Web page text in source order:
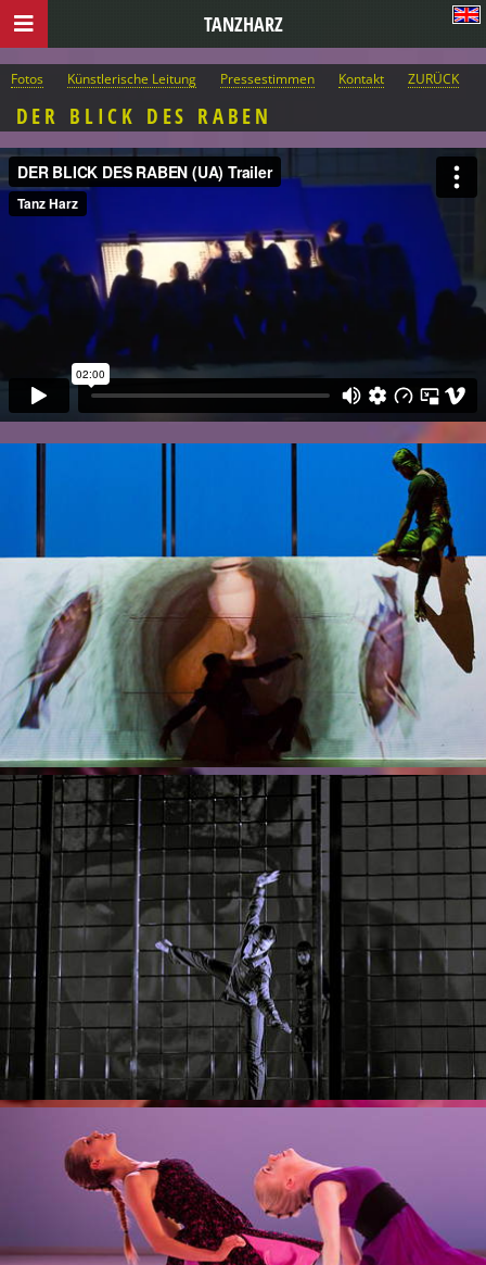
Fotos Künstlerische Leitung Pressestimmen Kontakt ZURÜCK
DER BLICK DES RABEN
TANZHARZ